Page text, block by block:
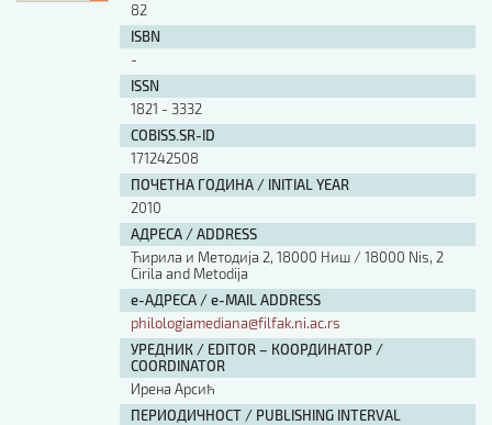
82
ISBN
-
ISSN
1821 - 3332
COBISS.SR-ID
171242508
ПОЧЕТНА ГОДИНА / INITIAL YEAR
2010
АДРЕСА / ADDRESS
Ћирила и Методија 2, 18000 Ниш / 18000 Nis, 2
Cirila and Metodija
е-АДРЕСА / e-MAIL ADDRESS
philologiamediana@filfak.ni.ac.rs
УРЕДНИК / EDITOR – КООРДИНАТОР /
COORDINATOR
Ирена Арсић
ПЕРИОДИЧНОСТ / PUBLISHING INTERVAL